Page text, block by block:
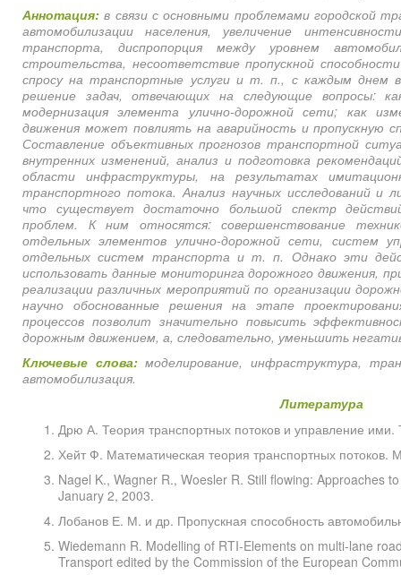
Аннотация: в связи с основными проблемами городской
автомобилизации населения, увеличение
транспорта, диспропорция между уровнем
строительства, несоответствие пропускной
спросу на транспортные услуги и т. п., с каждым днем
решение задач, отвечающих на следующие вопросы:
модернизация элемента улично-дорожной сети; как
движения может повлиять на аварийность и пропускную
Составление объективных прогнозов транспортной
внутренних изменений, анализ и подготовка
области инфраструктуры, на результатах
транспортного потока. Анализ научных исследований и
что существует достаточно большой спектр
проблем. К ним относятся: совершенствование
отдельных элементов улично-дорожной сети, систем
отдельных систем транспорта и т. п. Однако эти
использовать данные мониторинга дорожного движения,
реализации различных мероприятий по организации
научно обоснованные решения на этапе
процессов позволит значительно повысить
дорожным движением, а, следовательно, уменьшить
Ключевые слова:моделирование, инфраструктура,
автомобилизация.
Литература
Дрю А. Теория транспортных потоков и управление
Хейт Ф. Математическая теория транспортных потоков.
Nagel K., Wagner R., Woesler R. Still flowing: Approaches
January 2, 2003.
Лобанов Е. М. и др. Пропускная способность
Wiedemann R. Modelling of RTI-Elements on multi-lane
Transport edited by the Commission of the European